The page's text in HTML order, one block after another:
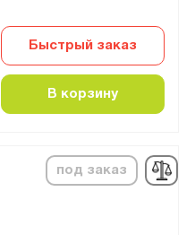
Быстрый заказ
В корзину
под заказ